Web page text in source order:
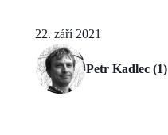
22. září 2021
Petr Kadlec (1)